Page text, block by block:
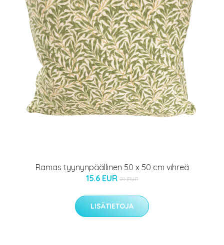
Ramas tyynynpäällinen 50 x 50 cm vihreä
15.6 EUR 21 EUR
LISÄTIETOJA